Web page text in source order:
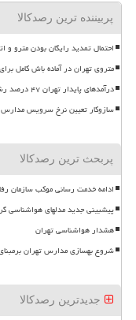
پربیننده ترین رصدکالا
احتمال تمدید رایگان بودن مترو و
متروی تهران در آماده باش کامل
درآمدهای پایدار تهران ۴۷ درصد رشد کرد
سازوکار تعیین نرخ سرویس مدارس
پربحث ترین رصدکالا
ادامه خدمت رسانی موکب سازمان
پیشبینی جدید مدلهای هواشناسی
هشدار هواشناسی تهران
شروع بهسازی مدارس تهران
جدیدترین رصدکالا